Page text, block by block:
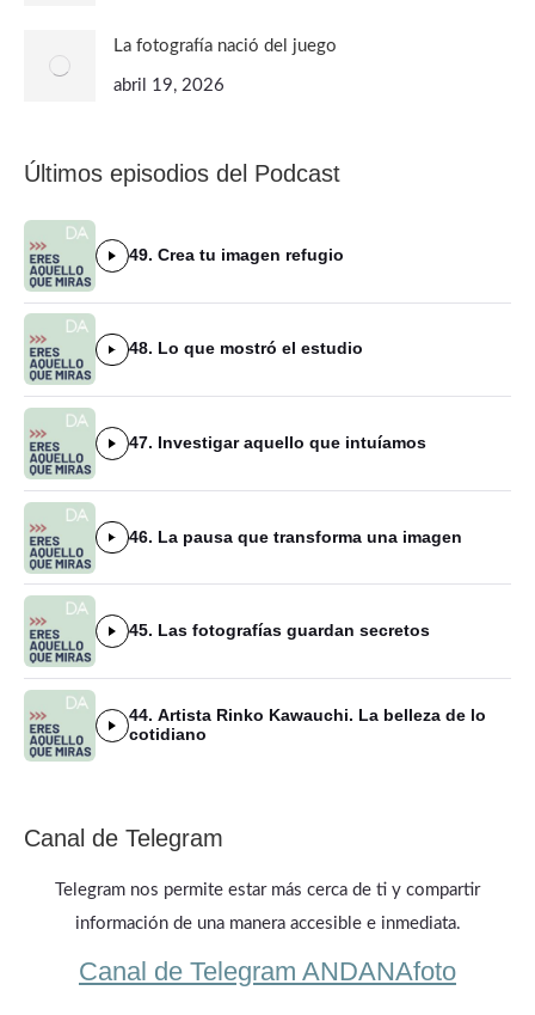
La fotografía nació del juego
abril 19, 2026
Últimos episodios del Podcast
49. Crea tu imagen refugio
48. Lo que mostró el estudio
47. Investigar aquello que intuíamos
46. La pausa que transforma una imagen
45. Las fotografías guardan secretos
44. Artista Rinko Kawauchi. La belleza de lo
cotidiano
Canal de Telegram
Telegram nos permite estar más cerca de ti y compartir
información de una manera accesible e inmediata.
Canal de Telegram ANDANAfoto